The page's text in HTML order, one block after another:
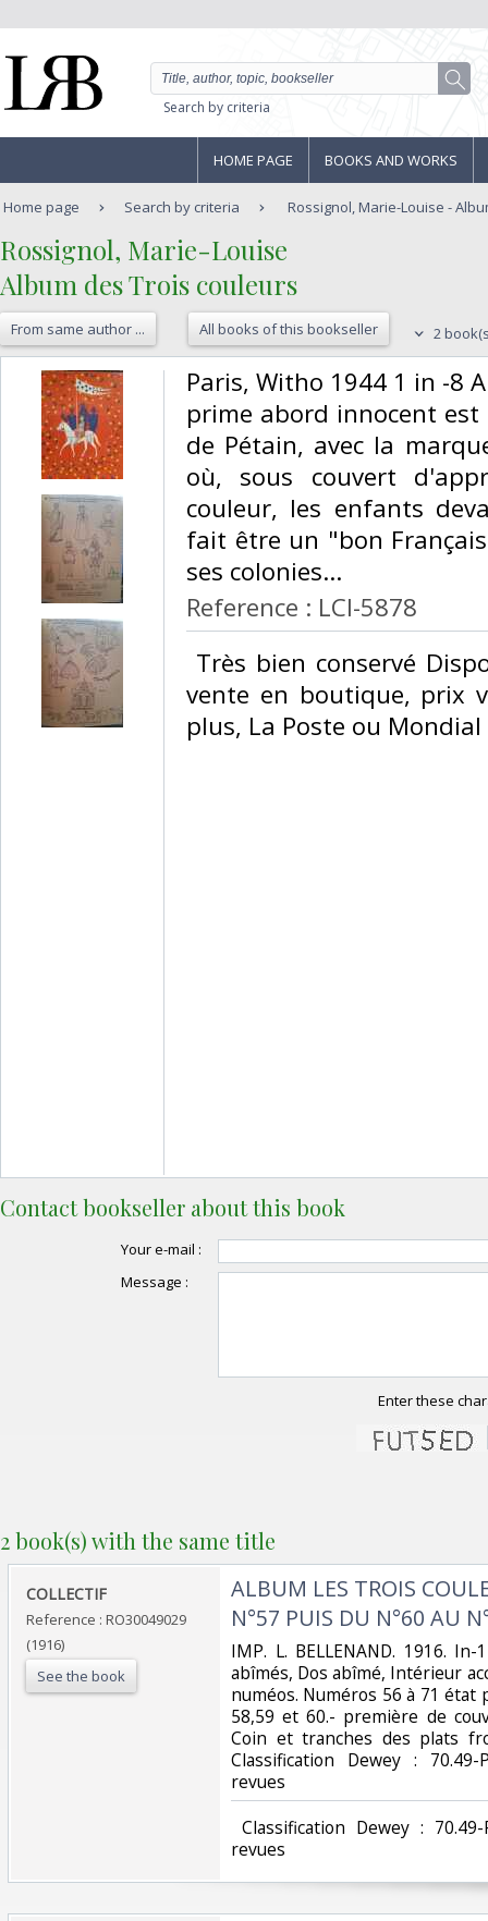
Search by criteria
HOME PAGE BOOKS AND WORKS
Home page Search by criteria Rossignol, Marie-Louise -
‎Rossignol, Marie-Louise‎
‎Album des Trois couleurs‎
From same author ... All books of this bookseller 2
‎Paris, Witho 1944 1 in -8
prime abord innocent
de Pétain, avec la
où, sous couvert
couleur, les enfants
fait être un "bon
ses colonies... ‎
Reference : LCI-5878
Très bien conservé
vente en boutique, prix
plus, La Poste ou Mondial
Contact bookseller about this book
Your e-mail :
Message :
Enter these
2 book(s) with the same title
‎COLLECTIF‎
Reference : RO30049029
(1916)
See the book
‎ALBUM LES TROIS
N°57 PUIS DU N°60 AU
‎IMP. L. BELLENAND. 1916.
abîmés, Dos abîmé, Intérieur
numéos. Numéros 56 à 71 état
58,59 et 60.- première de
Coin et tranches des plats
Classification Dewey :
revues‎
Classification Dewey :
revues‎